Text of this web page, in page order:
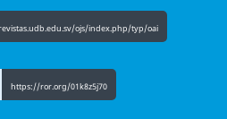
ojs/index.php/typ/oai
https://ror.org/01k8z5j70